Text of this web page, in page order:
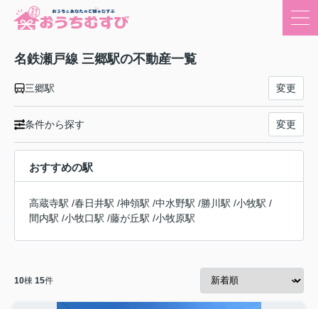
名鉄瀬戸線 三郷駅の不動産一覧
三郷駅 変更
条件から探す 変更
おすすめの駅
高蔵寺駅 /春日井駅 /神領駅 /中水野駅 /勝川駅 /小牧駅 /
間内駅 /小牧口駅 /藤が丘駅 /小牧原駅
10棟 15件